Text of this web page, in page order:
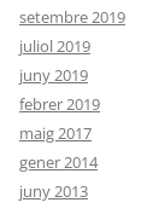
setembre 2019
juliol 2019
juny 2019
febrer 2019
maig 2017
gener 2014
juny 2013